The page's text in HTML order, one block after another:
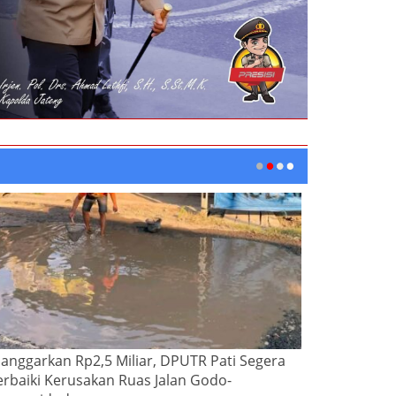
Rp2,5 Miliar, DPUTR Pati Segera
Kerusakan Ruas Jalan Godo-